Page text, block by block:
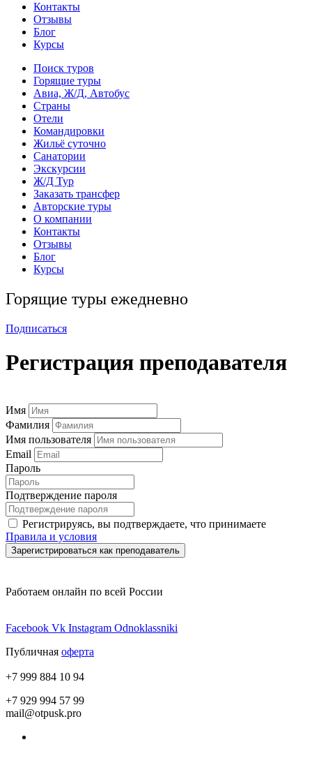
Контакты
Отзывы
Блог
Курсы
Поиск туров
Горящие туры
Авиа, Ж/Д, Автобус
Страны
Отели
Командировки
Жильё суточно
Санатории
Экскурсии
Ж/Д Тур
Заказать трансфер
Авторские туры
О компании
Контакты
Отзывы
Блог
Курсы
Горящие туры ежедневно
Подписаться
Регистрация преподавателя
Имя
Фамилия
Имя пользователя
Email
Пароль
Подтверждение пароля
Регистрируясь, вы подтверждаете, что принимаете
Правила и условия
Зарегистрироваться как преподаватель
Работаем онлайн по всей России
Facebook Vk Instagram Odnoklassniki
Публичная оферта
+7 999 884 10 94
+7 929 994 57 99
mail@otpusk.pro